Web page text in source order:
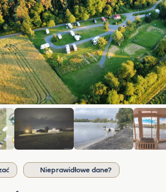
Nieprawidłowe dane?